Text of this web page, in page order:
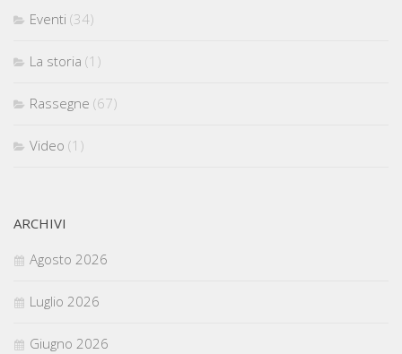
Eventi (34)
La storia (1)
Rassegne (67)
Video (1)
ARCHIVI
Agosto 2026
Luglio 2026
Giugno 2026